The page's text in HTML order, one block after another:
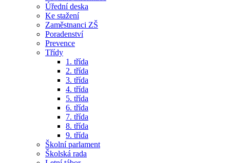
Úřední deska
Ke stažení
Zaměstnanci ZŠ
Poradenství
Prevence
Třídy
1. třída
2. třída
3. třída
4. třída
5. třída
6. třída
7. třída
8. třída
9. třída
Školní parlament
Školská rada